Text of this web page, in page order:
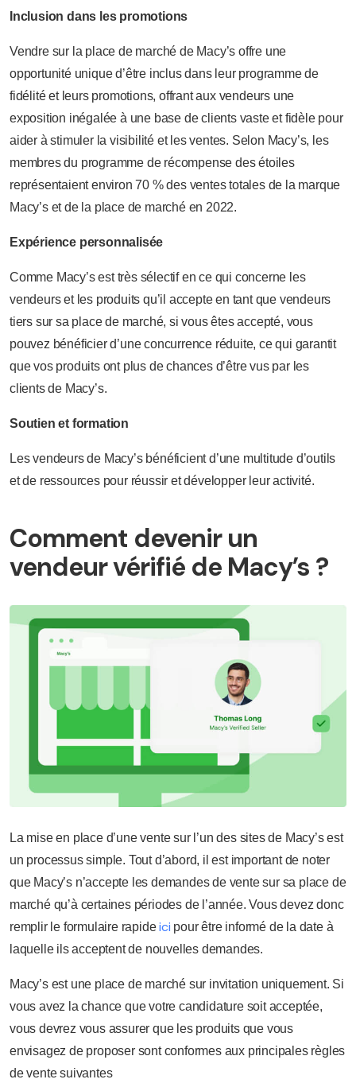
Inclusion dans les promotions
Vendre sur la place de marché de Macy’s offre une
opportunité unique d’être inclus dans leur programme de
fidélité et leurs promotions, offrant aux vendeurs une
exposition inégalée à une base de clients vaste et fidèle pour
aider à stimuler la visibilité et les ventes. Selon Macy’s, les
membres du programme de récompense des étoiles
représentaient environ 70 % des ventes totales de la marque
Macy’s et de la place de marché en 2022.
Expérience personnalisée
Comme Macy’s est très sélectif en ce qui concerne les
vendeurs et les produits qu’il accepte en tant que vendeurs
tiers sur sa place de marché, si vous êtes accepté, vous
pouvez bénéficier d’une concurrence réduite, ce qui garantit
que vos produits ont plus de chances d’être vus par les
clients de Macy’s.
Soutien et formation
Les vendeurs de Macy’s bénéficient d’une multitude d’outils
et de ressources pour réussir et développer leur activité.
Comment devenir un
vendeur vérifié de Macy’s ?
La mise en place d’une vente sur l’un des sites de Macy’s est
un processus simple. Tout d’abord, il est important de noter
que Macy’s n’accepte les demandes de vente sur sa place de
marché qu’à certaines périodes de l’année. Vous devez donc
remplir le formulaire rapideici pour être informé de la date à
laquelle ils acceptent de nouvelles demandes.
Macy’s est une place de marché sur invitation uniquement. Si
vous avez la chance que votre candidature soit acceptée,
vous devrez vous assurer que les produits que vous
envisagez de proposer sont conformes aux principales règles
de vente suivantes